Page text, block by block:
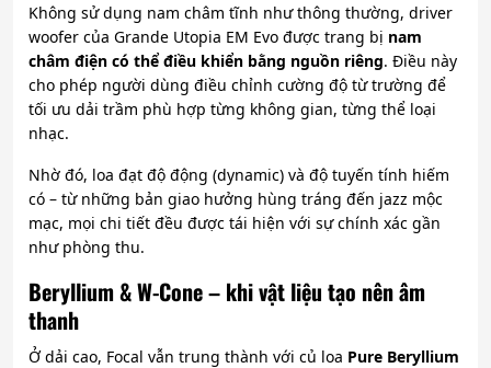
Không sử dụng nam châm tĩnh như thông thường, driver
woofer của Grande Utopia EM Evo được trang bị nam
châm điện có thể điều khiển bằng nguồn riêng. Điều này
cho phép người dùng điều chỉnh cường độ từ trường để
tối ưu dải trầm phù hợp từng không gian, từng thể loại
nhạc.
Nhờ đó, loa đạt độ động (dynamic) và độ tuyến tính hiếm
có – từ những bản giao hưởng hùng tráng đến jazz mộc
mạc, mọi chi tiết đều được tái hiện với sự chính xác gần
như phòng thu.
Beryllium & W-Cone – khi vật liệu tạo nên âm
thanh
Ở dải cao, Focal vẫn trung thành với củ loa Pure Beryllium